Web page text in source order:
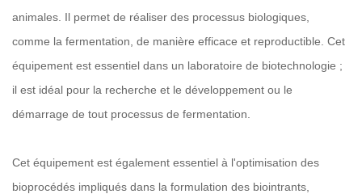
animales. Il permet de réaliser des processus biologiques,
comme la fermentation, de manière efficace et reproductible. Cet
équipement est essentiel dans un laboratoire de biotechnologie ;
il est idéal pour la recherche et le développement ou le
démarrage de tout processus de fermentation.
Cet équipement est également essentiel à l'optimisation des
bioprocédés impliqués dans la formulation des biointrants,